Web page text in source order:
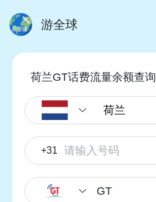
游全球
荷兰GT话费流量余额查询
+31
GT